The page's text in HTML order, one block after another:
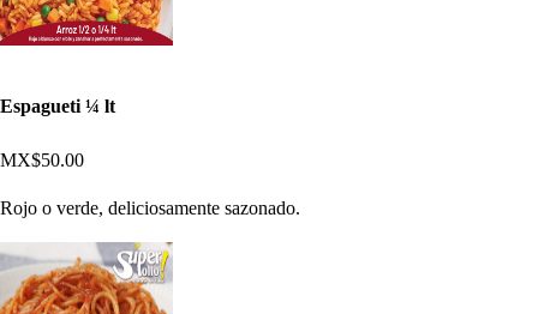
Espagueti ¼ lt
MX$50.00
Rojo o verde, deliciosamente sazonado.